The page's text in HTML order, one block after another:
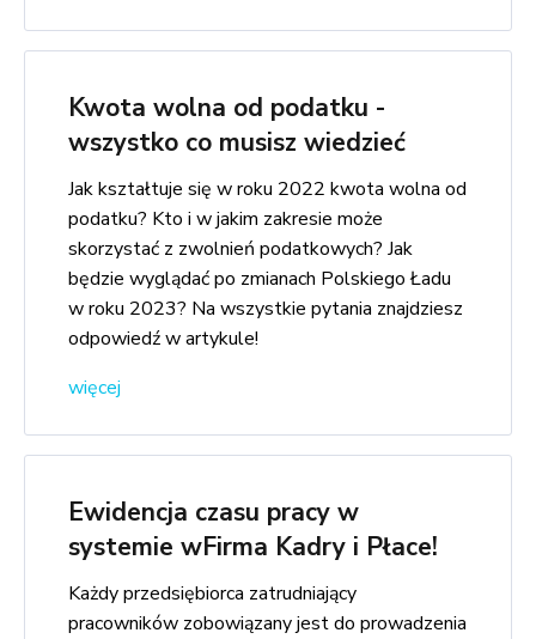
Kwota wolna od podatku -
wszystko co musisz wiedzieć
Jak kształtuje się w roku 2022 kwota wolna od
podatku? Kto i w jakim zakresie może
skorzystać z zwolnień podatkowych? Jak
będzie wyglądać po zmianach Polskiego Ładu
w roku 2023? Na wszystkie pytania znajdziesz
odpowiedź w artykule!
więcej
Ewidencja czasu pracy w
systemie wFirma Kadry i Płace!
Każdy przedsiębiorca zatrudniający
pracowników zobowiązany jest do prowadzenia